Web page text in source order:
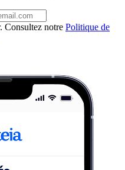
Consultez notre Politique de